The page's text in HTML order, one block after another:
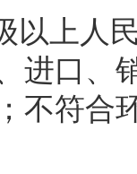
上人
进口、
不符合